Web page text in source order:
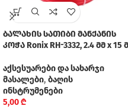
ბალახის სათიბი მანქანის
კოჭა Ronix RH-3332, 2.4 მმ x 15 მ
აქსესუარები და სახარჯი
მასალები, ბაღის
ინსტრუმენები
5,00₾